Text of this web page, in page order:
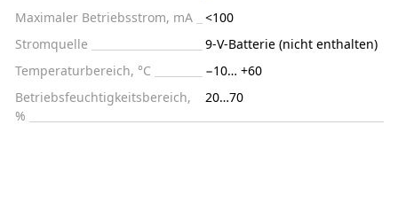
Maximaler Betriebsstrom, mA
<100
Stromquelle
9-V-Batterie (nicht enthalten)
Temperaturbereich, °C
−10… +60
Betriebsfeuchtigkeitsbereich,
%
20…70